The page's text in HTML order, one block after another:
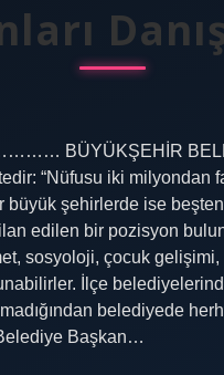
…………… BÜYÜKŞEHİR
“Nüfusu iki milyondan
büyük şehirlerde ise
edilen bir pozisyon
sosyoloji, çocuk
İlçe
belediyede
Başkan…